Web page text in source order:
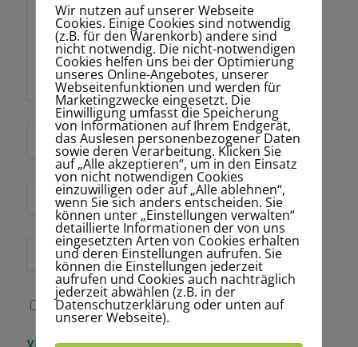
Name*
E-Mail-Adresse
*
Website
Name, E-Mail-
vier × drei =
Wir nutzen auf unserer Webseite
Cookies. Einige Cookies sind notwendig
(z.B. für den Warenkorb) andere sind
nicht notwendig. Die nicht-notwendigen
Cookies helfen uns bei der Optimierung
unseres Online-Angebotes, unserer
Webseitenfunktionen und werden für
Marketingzwecke eingesetzt. Die
Einwilligung umfasst die Speicherung
von Informationen auf Ihrem Endgerät,
das Auslesen personenbezogener Daten
sowie deren Verarbeitung. Klicken Sie
auf „Alle akzeptieren“, um in den Einsatz
von nicht notwendigen Cookies
einzuwilligen oder auf „Alle ablehnen“,
wenn Sie sich anders entscheiden. Sie
können unter „Einstellungen verwalten“
detaillierte Informationen der von uns
eingesetzten Arten von Cookies erhalten
und deren Einstellungen aufrufen. Sie
können die Einstellungen jederzeit
aufrufen und Cookies auch nachträglich
jederzeit abwählen (z.B. in der
Datenschutzerklärung oder unten auf
unserer Webseite).